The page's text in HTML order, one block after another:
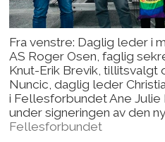
Fra venstre: Daglig leder i
AS Roger Osen, faglig
Knut-Erik Brevik, tillitsvalgt
Nuncic, daglig leder
i Fellesforbundet Ane
under signeringen av den
Fellesforbundet